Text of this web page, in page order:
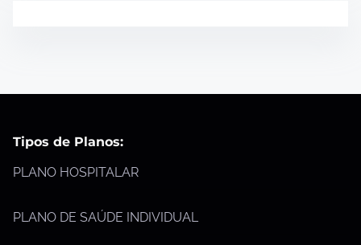
Tipos de Planos:
PLANO HOSPITALAR
PLANO DE SAÚDE INDIVIDUAL